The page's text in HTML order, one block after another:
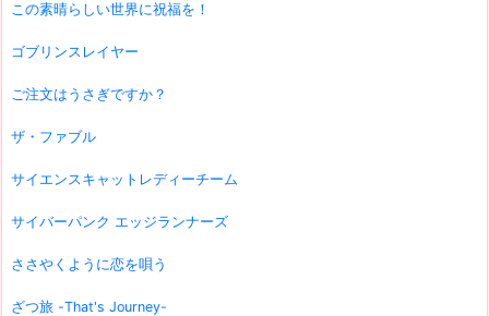
この素晴らしい世界に祝福を！
ゴブリンスレイヤー
ご注文はうさぎですか？
ザ・ファブル
サイエンスキャットレディーチーム
サイバーパンク エッジランナーズ
ささやくように恋を唄う
ざつ旅 -That's Journey-